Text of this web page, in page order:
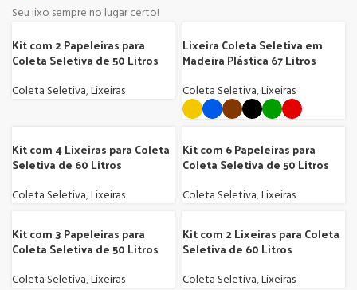
Seu lixo sempre no lugar certo!
Kit com 2 Papeleiras para
Coleta Seletiva de 50 Litros
Coleta Seletiva,Lixeiras
Lixeira Coleta Seletiva em
Madeira Plástica 67 Litros
Coleta Seletiva,Lixeiras
Kit com 4 Lixeiras para Coleta
Seletiva de 60 Litros
Coleta Seletiva,Lixeiras
Kit com 6 Papeleiras para
Coleta Seletiva de 50 Litros
Coleta Seletiva,Lixeiras
Kit com 3 Papeleiras para
Coleta Seletiva de 50 Litros
Coleta Seletiva,Lixeiras
Kit com 2 Lixeiras para Coleta
Seletiva de 60 Litros
Coleta Seletiva,Lixeiras